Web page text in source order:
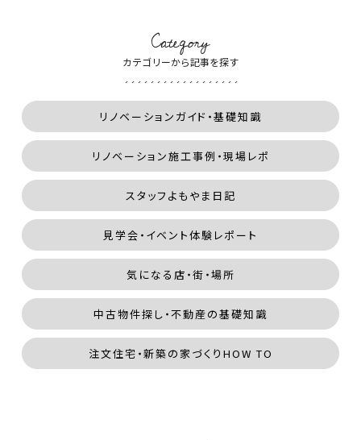
Category
カテゴリーから記事を探す
リノベーションガイド・基礎知識
リノベーション施工事例・現場レポ
スタッフよもやま日記
見学会・イベント体験レポート
気になる店・街・場所
中古物件探し・不動産の基礎知識
注文住宅・新築の家づくりHOW TO